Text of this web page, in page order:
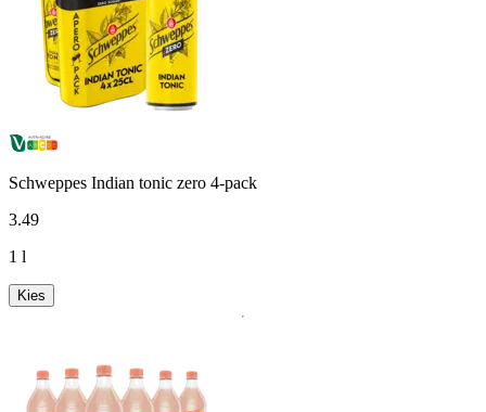
Schweppes Indian tonic zero 4-pack
3.49
1 l
Kies